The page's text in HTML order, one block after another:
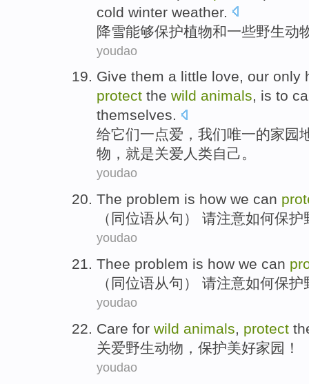
cold winter weather.
降雪能够保护植物和一些野生动
youdao
Give them a little love, our only
protect the wild animals, is to
themselves.
给它们一点爱 ， 我们唯一的家园
物 ， 就是关爱 人类自己。
youdao
The problem is how we can
（同位语从句） 请注意如何保护
youdao
Thee problem is how we can
（ 同位语从句） 请注意如何保护
youdao
Care for wild animals, protect
关爱野生动物 ， 保护美好家园 ！
youdao